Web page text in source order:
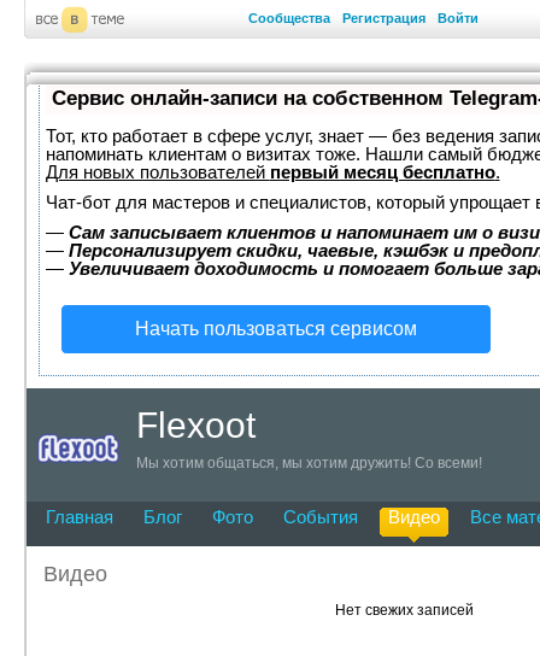
Сообщества Регистрация Войти
Сервис онлайн-записи на собственном
Тот, кто работает в сфере услуг, знает — без ведения
напоминать клиентам о визитах тоже. Нашли самый
Для новых пользователей первый месяц бесплатно.
Чат-бот для мастеров и специалистов, который упрощает
— Сам записывает клиентов и напоминает им о
— Персонализирует скидки, чаевые, кэшбэк и
— Увеличивает доходимость и помогает больше
Начать пользоваться сервисом
Flexoot
Мы хотим общаться, мы хотим дружить! Со всеми!
Главная Блог Фото События Видео Все
Видео
Нет свежих записей